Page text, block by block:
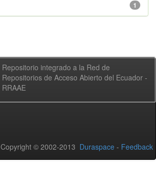
1
Repositorio integrado a la Red de
Repositorios de Acceso Abierto del Ecuador -
RRAAE
Copyright © 2002-2013 Duraspace - Feedback